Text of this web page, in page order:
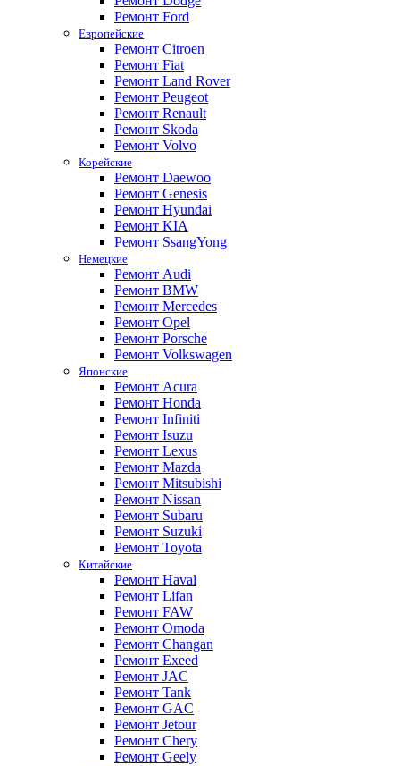
Ремонт Ford
Европейские
Ремонт Citroen
Ремонт Fiat
Ремонт Land Rover
Ремонт Peugeot
Ремонт Renault
Ремонт Skoda
Ремонт Volvo
Корейские
Ремонт Daewoo
Ремонт Genesis
Ремонт Hyundai
Ремонт KIA
Ремонт SsangYong
Немецкие
Ремонт Audi
Ремонт BMW
Ремонт Mercedes
Ремонт Opel
Ремонт Porsche
Ремонт Volkswagen
Японские
Ремонт Acura
Ремонт Honda
Ремонт Infiniti
Ремонт Isuzu
Ремонт Lexus
Ремонт Mazda
Ремонт Mitsubishi
Ремонт Nissan
Ремонт Subaru
Ремонт Suzuki
Ремонт Toyota
Китайские
Ремонт Haval
Ремонт Lifan
Ремонт FAW
Ремонт Omoda
Ремонт Changan
Ремонт Exeed
Ремонт JAC
Ремонт Tank
Ремонт GAC
Ремонт Jetour
Ремонт Chery
Ремонт Geely